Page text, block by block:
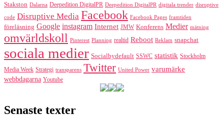
Stakston Dalarna Deepedition DigitalPR Deepedition DigitalPR digitala trender disruptive
code Disruptive Media Facebook Facebook Pages framtiden
föreläsning Google instagram Internet JMW Konferens Medier mätning
omvärldskoll Pinterest Planning realtid Reboot Reklam snapchat
sociala medier Socialbydefault SSWC statistik Stockholm
Media Week Strategi transparens Twitter United Power varumärke
webbdagarna Youtube
Senaste texter